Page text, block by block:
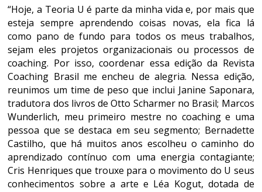
“Hoje, a Teoria U é parte da minha vida e, por mais que
esteja sempre aprendendo coisas novas, ela fica lá
como pano de fundo para todos os meus trabalhos,
sejam eles projetos organizacionais ou processos de
coaching. Por isso, coordenar essa edição da Revista
Coaching Brasil me encheu de alegria. Nessa edição,
reunimos um time de peso que inclui Janine Saponara,
tradutora dos livros de Otto Scharmer no Brasil; Marcos
Wunderlich, meu primeiro mestre no coaching e uma
pessoa que se destaca em seu segmento; Bernadette
Castilho, que há muitos anos escolheu o caminho do
aprendizado contínuo com uma energia contagiante;
Cris Henriques que trouxe para o movimento do U seus
conhecimentos sobre a arte e Léa Kogut, dotada de